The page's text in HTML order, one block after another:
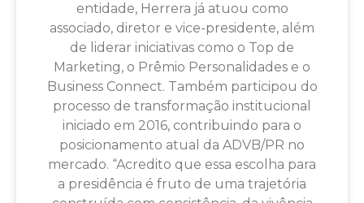
entidade, Herrera já atuou como
associado, diretor e vice-presidente, além
de liderar iniciativas como o Top de
Marketing, o Prêmio Personalidades e o
Business Connect. Também participou do
processo de transformação institucional
iniciado em 2016, contribuindo para o
posicionamento atual da ADVB/PR no
mercado. “Acredito que essa escolha para
a presidência é fruto de uma trajetória